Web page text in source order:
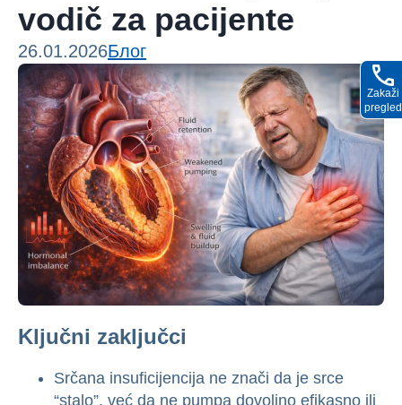
Zakaži
pregled
vodič za pacijente
26.01.2026Блог
Ključni zaključci
Srčana insuficijencija ne znači da je srce
“stalo”, već da ne pumpa dovoljno efikasno ili